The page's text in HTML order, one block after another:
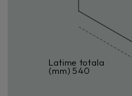
Latime totala
(mm) 540